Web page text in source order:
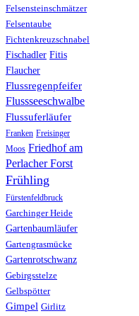
Felsensteinschmätzer
Felsentaube
Fichtenkreuzschnabel
Fischadler Fitis
Flaucher
Flussregenpfeifer
Flussseeschwalbe
Flussuferläufer
Franken Freisinger
Moos Friedhof am
Perlacher Forst
Frühling
Fürstenfeldbruck
Garchinger Heide
Gartenbaumläufer
Gartengrasmücke
Gartenrotschwanz
Gebirgsstelze
Gelbspötter
Gimpel Girlitz